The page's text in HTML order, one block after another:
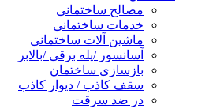
مصالح ساختمانی
خدمات ساختمانی
ماشین آلات ساختمانی
آسانسور /پله برقی /بالابر
بازسازی ساختمان
سقف کاذب / دیوار کاذب
در ضد سرقت